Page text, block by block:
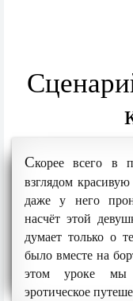
Скорее всего в
взглядом
даже у него
насчёт этой
думает только о
было вместе на
этом уроке мы
эротическое